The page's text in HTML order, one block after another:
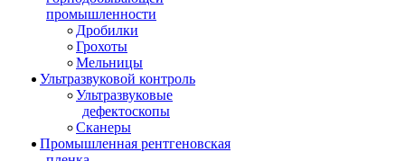
промышленности
Дробилки
Грохоты
Мельницы
Ультразвуковой контроль
Ультразвуковые
дефектоскопы
Сканеры
Промышленная рентгеновская